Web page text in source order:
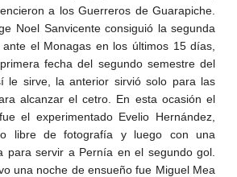
a los Guerreros de Guarapiche.
Noel Sanvicente consiguió la segunda
el Monagas en los últimos 15 días,
fecha del segundo semestre del
le sirve, la anterior sirvió solo para las
alcanzar el cetro. En esta ocasión el
el experimentado Evelio Hernández,
libre de fotografía y luego con una
para servir a Pernía en el segundo gol.
una noche de ensueño fue Miguel Mea